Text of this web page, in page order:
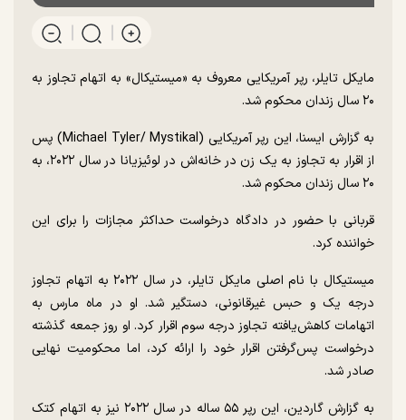
مایکل تایلر، رپر آمریکایی معروف به «میستیکال» به اتهام تجاوز به
۲۰ سال زندان محکوم شد.
به گزارش ایسنا، این رپر آمریکایی (Michael Tyler/ Mystikal) پس
از اقرار به تجاوز به یک زن در خانه‌اش در لوئیزیانا در سال ۲۰۲۲، به
۲۰ سال زندان محکوم شد.
قربانی با حضور در دادگاه درخواست حداکثر مجازات را برای این
خواننده کرد.
میستیکال با نام اصلی مایکل تایلر، در سال ۲۰۲۲ به اتهام تجاوز
درجه یک و حبس غیرقانونی، دستگیر شد. او در ماه مارس به
اتهامات کاهش‌یافته تجاوز درجه سوم اقرار کرد. او روز جمعه گذشته
درخواست پس‌گرفتن اقرار خود را ارائه کرد، اما محکومیت نهایی
صادر شد.
به گزارش گاردین، این رپر ۵۵ ساله در سال ۲۰۲۲ نیز به اتهام کتک